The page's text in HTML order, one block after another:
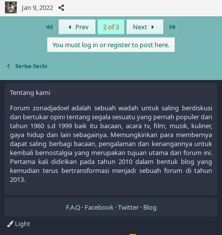
selama dua tahun. Memiliki dua orang puteri bernama Ainun
Anggita Mukti dan Bathari Sekar Dewangga. Hasmi dikenal
sebagai sosok sederhana dan berjiwa sosial tinggi. Hasmi
juga dikenal sebagai sosok...
Jan 9, 2022
Prev 2 of 3 Next
You must log in or register to post here.
Serba-Serbi
Tentang kami
Forum zonadjadoel adalah sebuah wadah untuk saling berdiskusi
dan bertukar opini tentang segala sesuatu yang pernah populer dari
tahun 1960 s.d 1999 baik itu bacaan, acara tv, film, musik, kuliner,
gaya hidup dan lain sebagainya. Memungkinkan para membernya
dapat saling berbagi bacaan, pengalaman dan kenangannya untuk
kembali bernostalgia yang merupakan tujuan utama dari forum ini.
Pertama kali didirikan pada tahun 2010 dalam bentuk blog yang
kemudian terus bertransformasi menjadi sebuah forum di tahun
2013.
F.A.Q Facebook Twitter Blog
Light